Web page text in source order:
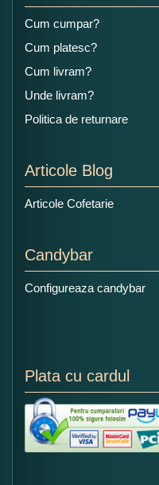
Ce nota acordati
Copiati alaturi
Cum cumpar?
Cum platesc?
Cum livram?
Unde livram?
Politica de returnare
Articole Blog
Articole Cofetarie
Candybar
Configureaza candybar
Plata cu cardul